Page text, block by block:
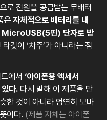
로 전원을 공급받는 무배터
은 자체적으로 배터리를 내
MicroUSB(5핀) 단자로 받
타깃이 ‘차주’가 아니라는 점
에서 ‘아이폰용 액세서
있다. 다시 말해 이 제품을 만
한 것이 아니라 엄연히 모바
뜻이다. (제품 자체는 아이폰